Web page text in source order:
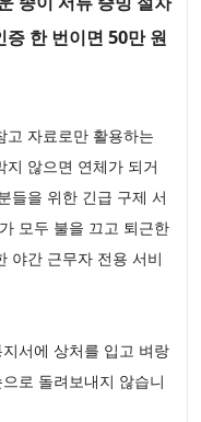
한 번이면 50만 원
고 자료로만 활용하는
않으면 연체가 되거
들을 위한 긴급 구제 서
모두 불을 끄고 퇴근한
야간 근무자 전용 서비
서에 상처를 입고 벼랑
로 돌려보내지 않습니